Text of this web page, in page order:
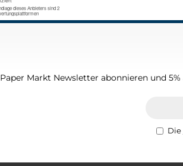
Paper Markt Newsletter abonnieren und
Die